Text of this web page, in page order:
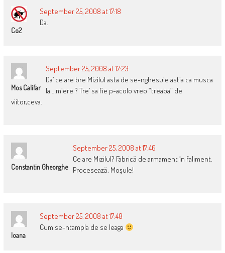
Co2
September 25, 2008 at 17:18
Da.
Mos Califar
September 25, 2008 at 17:23
Da’ ce are bre Mizilul asta de se-nghesuie astia ca musca
la …miere ? Tre’ sa fie p-acolo vreo “treaba” de
viitor,ceva.
Constantin Gheorghe
September 25, 2008 at 17:46
Ce are Mizilul? Fabrică de armament în faliment.
Procesează, Moşule!
Ioana
September 25, 2008 at 17:48
Cum se-ntampla de se leaga